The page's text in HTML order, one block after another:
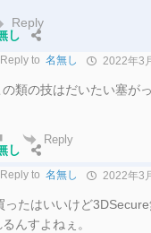
Reply
し
Reply to 名無し 2022年3
類の技はだいたい塞が
Reply
し
Reply to 名無し 2022年3
ったはいいけど
んすよねぇ。